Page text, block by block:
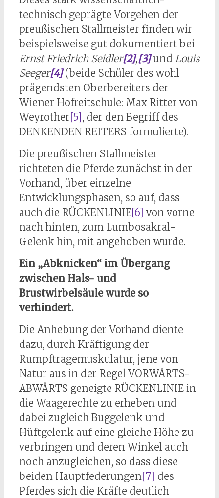
technisch geprägte Vorgehen der
preußischen Stallmeister finden wir
beispielsweise gut dokumentiert bei
Ernst Friedrich Seidler[2],[3] und Louis
Seeger[4] (beide Schüler des wohl
prägendsten Oberbereiters der
Wiener Hofreitschule: Max Ritter von
Weyrother[5], der den Begriff des
DENKENDEN REITERS formulierte).
Die preußischen Stallmeister
richteten die Pferde zunächst in der
Vorhand, über einzelne
Entwicklungsphasen, so auf, dass
auch die RÜCKENLINIE[6] von vorne
nach hinten, zum Lumbosakral-
Gelenk hin, mit angehoben wurde.
Ein „Abknicken“ im Übergang
zwischen Hals- und
Brustwirbelsäule wurde so
verhindert.
Die Anhebung der Vorhand diente
dazu, durch Kräftigung der
Rumpftragemuskulatur, jene von
Natur aus in der Regel VORWÄRTS-
ABWÄRTS geneigte RÜCKENLINIE in
die Waagerechte zu erheben und
dabei zugleich Buggelenk und
Hüftgelenk auf eine gleiche Höhe zu
verbringen und deren Winkel auch
noch anzugleichen, so dass diese
beiden Hauptfederungen[7] des
Pferdes sich die Kräfte deutlich